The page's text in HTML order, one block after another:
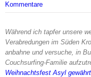
Kommentare
Während ich tapfer unsere
Verabredungen im Süden
anbahne und versuche, in
Couchsurfing-Familie
Weihnachtsfest Asyl gewährt